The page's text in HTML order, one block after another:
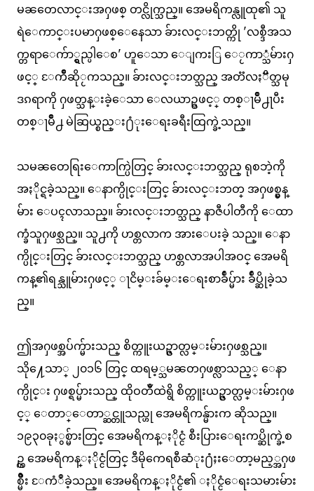
မၼတေလာင္းအႁဖစ္ တင္လိုက္သည္။ အေမရိကန္လူထု၏ သူ
ရဲေကာင္းပမာႁဖစ္ေနေသာ ခ်ားလင္းဘတ္ကို 'လစ္ဒီအသ
က္တရာေက်ာ္ရွည္ပါေစ' ဟူေသာ ေျကးြ ေႂကာ္သံမ်ားႁ
ဖင့္ ႄကိဳဆိုႂကသည္။ ခ်ားလင္းဘတ္သည္ အတၱလႏၱိတ္သမု
ဒၵရာကို ႁဖတ္သန္းခဲ့ေသာ ေလယာဥ္ႁဖင့္ တစ္ႃမိဳ႕ႃပီး
တစ္ႃမိဳ႕ မဲဆြယ္စည္း႐ံုးေရးခရီးထြက္ခဲ့သည္။
သမၼတေရြးေကာက္ပြဲတြင္ ခ်ားလင္းဘတ္သည္ ရုစဘဲ့ကို
အႏိုင္ရခဲ့သည္။ ေနာက္ပိုင္းတြင္ ခ်ားလင္းဘတ္ အႁဖစ္မွန္
မ်ား ေပၚလာသည္။ ခ်ားလင္းဘတ္သည္ နာဇီပါတီကို ေထာ
က္ခံသူႁဖစ္သည္။ သူ႕ကို ဟစ္တလာက အားေပးခဲ့ သည္။ ေနာ
က္ပိုင္းတြင္ ခ်ားလင္းဘတ္သည္ ဟစ္တလာအပါအဝင္ အေမရိ
ကန္၏ရန္သူမ်ားႁဖင့္ ႃငိမ္းခ်မ္းေရးစာခ်ဳပ္မ်ား ခ်ဳပ္ဆိုခဲ့သ
ည္။
ဤအႁဖစ္အပ်က္မ်ားသည္ စိတ္ကူးယဥ္ဇာတ္လမ္းမ်ားႁဖစ္သည္။
သို႔ေသာ္ ၂၀၁၆ တြင္ ထရမ့္သမၼတႁဖစ္လာသည့္ ေနာ
က္ပိုင္း ႁဖစ္ရပ္မ်ားသည္ ထိုဝတၴဳထဲရွိ စိတ္ကူးယဥ္ဇာတ္လမ္းမ်ားႁဖ
င့္ ေတာ္ေတာ္ဆင္တူသည္ဟု အေမရိကန္မ်ားက ဆိုသည္။
၁၉၃၀ခုႏွစ္မ်ားတြင္ အေမရိကန္ႏိုင္ငံ စီးပြားေရးကပ္ဆိုက္ခဲ့စ
ဥ္က အေမရိကန္ႏိုင္ငံတြင္ ဒီမိုကေရစီဆံုး႐ံႈးေတာ့မည့္အႁဖ
စ္မ်ိဳး ႄကံဳခဲ့သည္။ အေမရိကန္ႏိုင္ငံ၏ ႏိုင္ငံေရးသမားမ်ား